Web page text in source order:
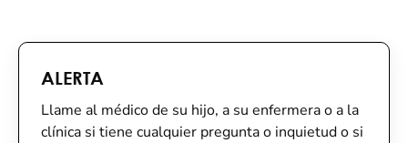
ALERTA
Llame al médico de su hijo, a su enfermera o a la
clínica si tiene cualquier pregunta o inquietud o si